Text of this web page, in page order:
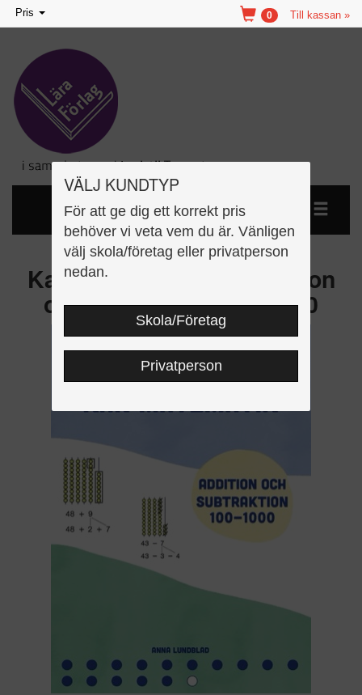
VÄLJ KUNDTYP
För att ge dig ett korrekt pris
behöver vi veta vem du är. Vänligen
välj skola/företag eller privatperson
nedan.
Skola/Företag
Privatperson
Toggle
navigation
Pris Till kassan »
0
Kan matematik 15 - Addition
och subtraktion 100-1000